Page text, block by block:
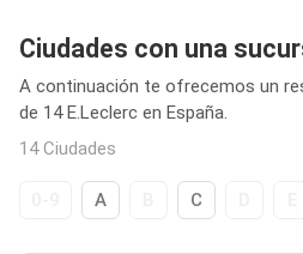
Ciudades con una
A continuación te ofrecemos un
de 14 E.Leclerc en España.
14 Ciudades
A C